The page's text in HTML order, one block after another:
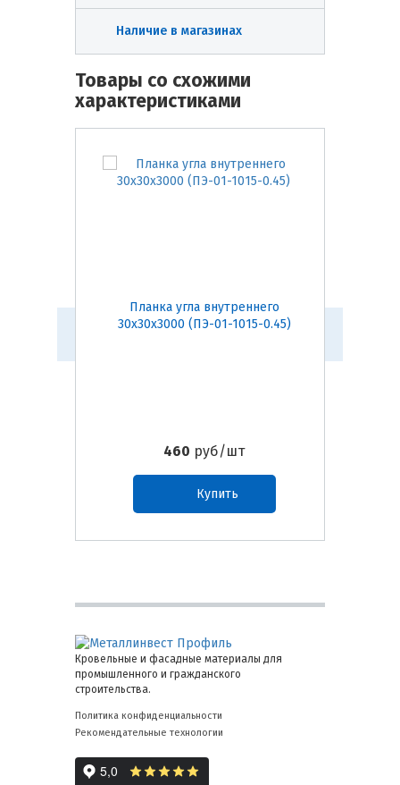
Наличие в магазинах
Товары со схожими
характеристиками
Планка угла внутреннего
30х30х3000 (ПЭ-01-1015-0.45)
460 руб/шт
Купить
Кровельные и фасадные материалы для
промышленного и гражданского
строительства.
Политика конфиденциальности
Рекомендательные технологии